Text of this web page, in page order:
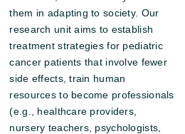
them in adapting to society. Our
research unit aims to establish
treatment strategies for pediatric
cancer patients that involve fewer
side effects, train human
resources to become professionals
(e.g., healthcare providers,
nursery teachers, psychologists,